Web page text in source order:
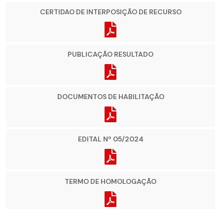
CERTIDAO DE INTERPOSIÇÃO DE RECURSO
PUBLICAÇÃO RESULTADO
DOCUMENTOS DE HABILITAÇÃO
EDITAL Nº 05/2024
TERMO DE HOMOLOGAÇÃO